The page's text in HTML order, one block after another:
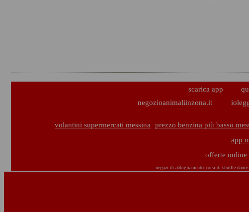
scarica app
negozioanimaliinzona.it
volantini supermercati messina prezzo benzina più basso
app
offerte online
negozi di abbigliamento corsi di shuffle dance